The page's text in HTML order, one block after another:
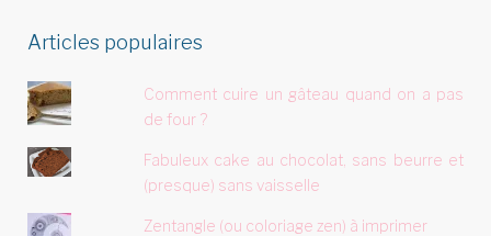
Articles populaires
Comment cuire un gâteau quand on a pas
de four ?
Fabuleux cake au chocolat, sans beurre et
(presque) sans vaisselle
Zentangle (ou coloriage zen) à imprimer